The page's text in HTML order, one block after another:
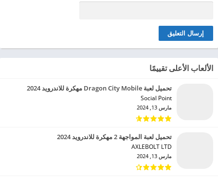
الألعاب الأعلى تقييمًا
تحميل لعبة Dragon City Mobile مهكرة للاندرويد 2024
Social Point‏
مارس 13, 2024
تحميل لعبة المواجهة 2 مهكرة للاندرويد 2024
AXLEBOLT LTD‏
مارس 13, 2024